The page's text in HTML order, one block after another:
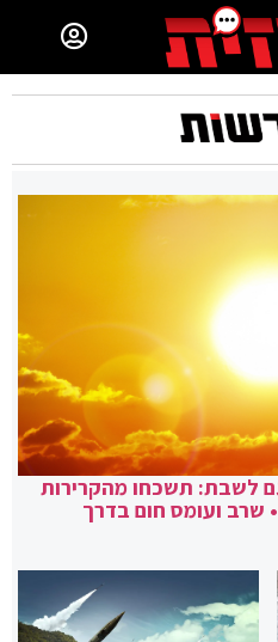
לשבת: תשכחו מהקרירות
שרב ועומס חום בדרך